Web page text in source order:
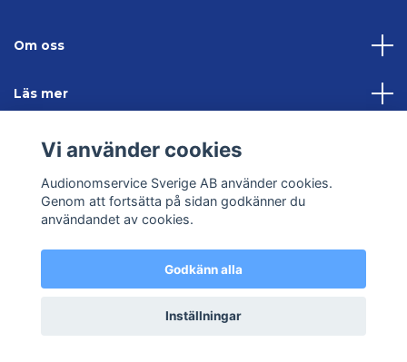
Om oss
Läs mer
Sociala medier
Kontakta oss
© 2026 Audionomservice – Allt inom hörsel
Vi använder cookies
Audionomservice Sverige AB använder cookies.
Genom att fortsätta på sidan godkänner du
användandet av cookies.
Godkänn alla
Inställningar